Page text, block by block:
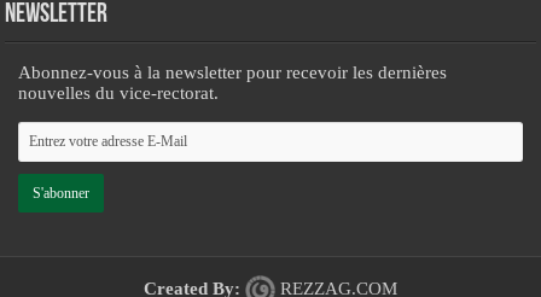
Newsletter
Abonnez-vous à la newsletter pour recevoir les dernières
nouvelles du vice-rectorat.
Created By: REZZAG.COM